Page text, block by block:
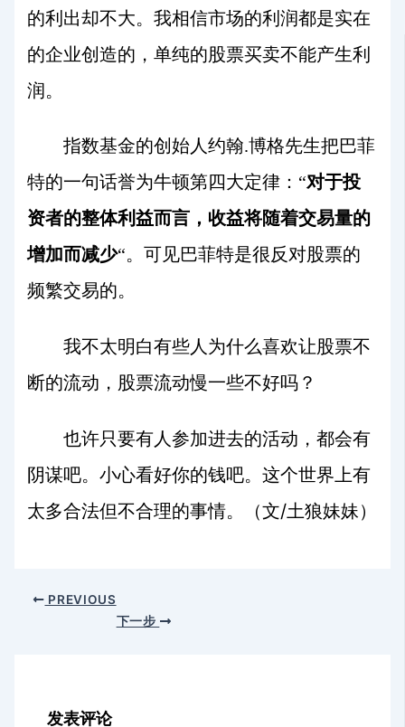
的利出却不大。我相信市场的利润都是实在
的企业创造的，单纯的股票买卖不能产生利
润。
指数基金的创始人约翰.博格先生把巴菲
特的一句话誉为牛顿第四大定律：“对于投
资者的整体利益而言，收益将随着交易量的
增加而减少“。可见巴菲特是很反对股票的
频繁交易的。
我不太明白有些人为什么喜欢让股票不
断的流动，股票流动慢一些不好吗？
也许只要有人参加进去的活动，都会有
阴谋吧。小心看好你的钱吧。这个世界上有
太多合法但不合理的事情。（文/土狼妹妹）
PREVIOUS
下一步
发表评论